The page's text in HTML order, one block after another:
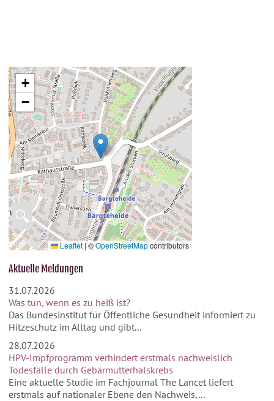
🔍
+
−
Leaflet|©OpenStreetMapcontributors
Aktuelle Meldungen
31.07.2026
Was tun, wenn es zu heiß ist?
Das Bundesinstitut für Öffentliche Gesundheit informiert zu
Hitzeschutz im Alltag und gibt...
28.07.2026
HPV-Impfprogramm verhindert erstmals nachweislich
Todesfälle durch Gebärmutterhalskrebs
Eine aktuelle Studie im Fachjournal The Lancet liefert
erstmals auf nationaler Ebene den Nachweis,...